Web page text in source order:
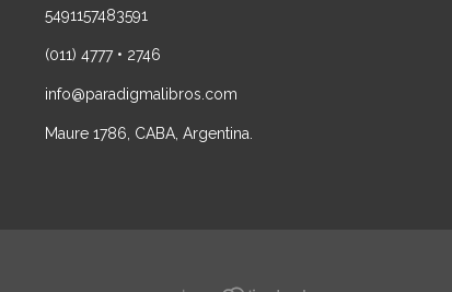
5491157483591
(011) 4777 • 2746
info@paradigmalibros.com
Maure 1786, CABA, Argentina.